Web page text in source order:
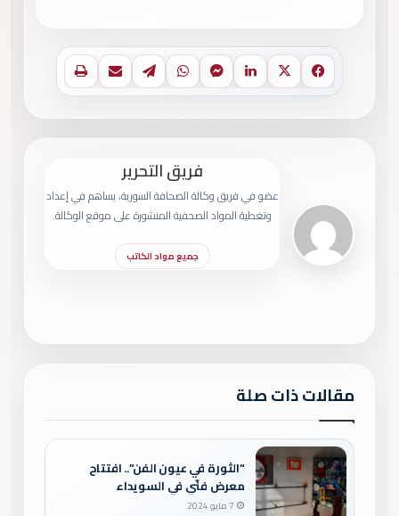
فيسبوكX لينكدإنماسنجرواتسابتيلقرام مشاركة عبر البريد طباعة
فريق التحرير
عضو في فريق وكالة الصحافة السورية، يساهم في إعداد
وتغطية المواد الصحفية المنشورة على موقع الوكالة.
جميع مواد الكاتب
مقالات ذات صلة
“الثورة في عيون الفن”.. افتتاح
معرض فنّي في السويداء
7 مايو 2024